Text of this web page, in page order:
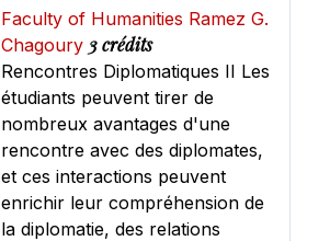
Faculty of Humanities Ramez G.
Chagoury 3 crédits
Rencontres Diplomatiques II Les
étudiants peuvent tirer de
nombreux avantages d'une
rencontre avec des diplomates,
et ces interactions peuvent
enrichir leur compréhension de
la diplomatie, des relations